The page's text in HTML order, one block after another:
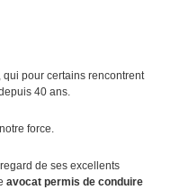
pour certains rencontrent
40 ans.
force.
de ses excellents
avocat permis de conduire